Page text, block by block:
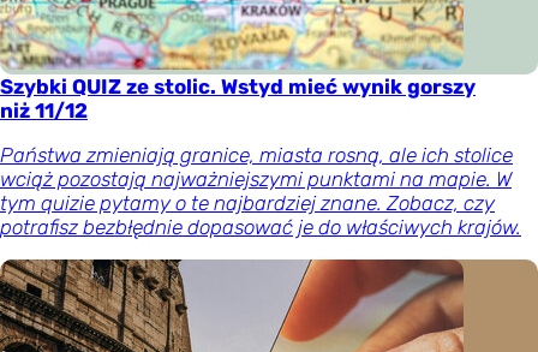
Szybki QUIZ ze stolic. Wstyd mieć wynik gorszy
niż 11/12
Państwa zmieniają granice, miasta rosną, ale ich stolice
wciąż pozostają najważniejszymi punktami na mapie. W
tym quizie pytamy o te najbardziej znane. Zobacz, czy
potrafisz bezbłędnie dopasować je do właściwych krajów.